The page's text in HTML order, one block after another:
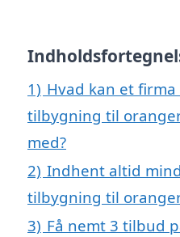
1) Hvad kan et
tilbygning til
med?
2) Indhent altid
tilbygning til
3) Få nemt 3 tilbud